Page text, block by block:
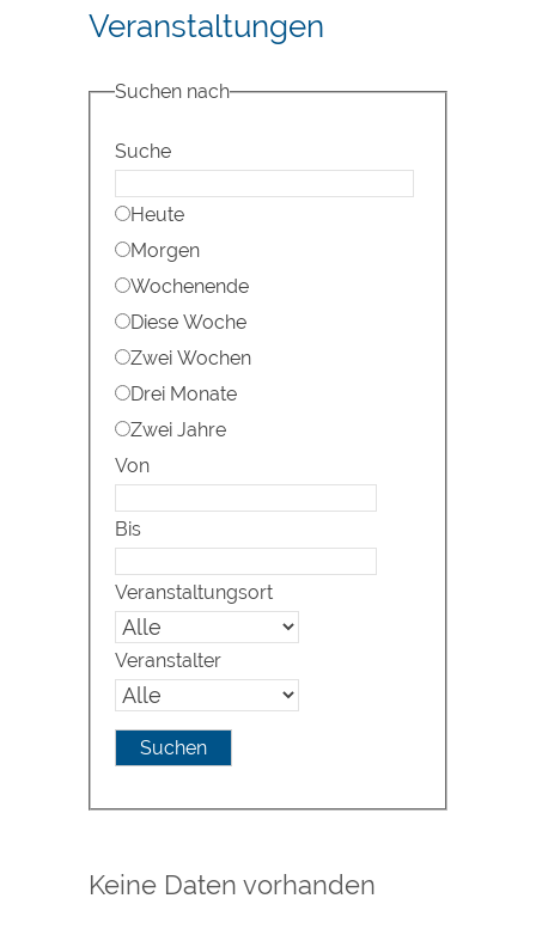
Veranstaltungen
Suchen nach
Suche
Heute
Morgen
Wochenende
Diese Woche
Zwei Wochen
Drei Monate
Zwei Jahre
Von
Bis
Veranstaltungsort
Veranstalter
Keine Daten vorhanden